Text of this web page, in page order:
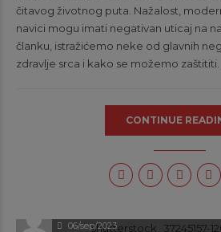
čitavog životnog puta. Nažalost,
navici mogu imati negativan uticaj na
članku, istražićemo neke od glavnih
zdravlje srca i kako se možemo zaštititi.
CONTINUE
06/sep/2023